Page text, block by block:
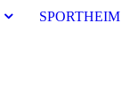
SPORTHEIM